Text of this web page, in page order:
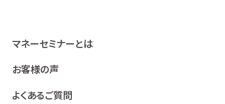
マネーセミナーとは
お客様の声
よくあるご質問